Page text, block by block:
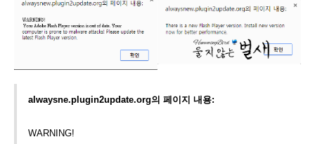
alwaysne.plugin2update.org의 페이지 내용:
WARNING!